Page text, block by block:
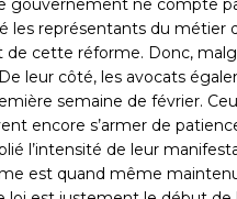
représentants du métier
de cette réforme. Donc,
leur côté, les avocats
semaine de février.
encore s’armer de
l’intensité de leur
est quand même